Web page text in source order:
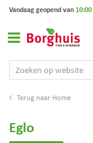
Home
Vandaag geopend van 10:00
Eglo